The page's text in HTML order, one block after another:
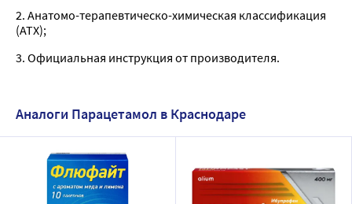
2. Анатомо-терапевтическо-химическая классификация
(ATX);
3. Официальная инструкция от производителя.
Аналоги Парацетамол в Краснодаре